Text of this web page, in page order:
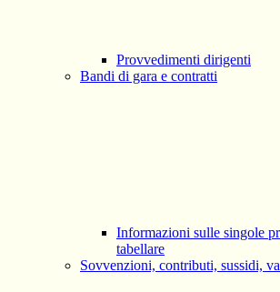
Provvedimenti dirigenti
Bandi di gara e contratti
Informazioni sulle singole
tabellare
Sovvenzioni, contributi, sussidi,